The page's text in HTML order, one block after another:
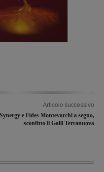
Articolo successivo
Synergy e Fides Montevarchi a segno,
sconfitto il Galli Terranuova